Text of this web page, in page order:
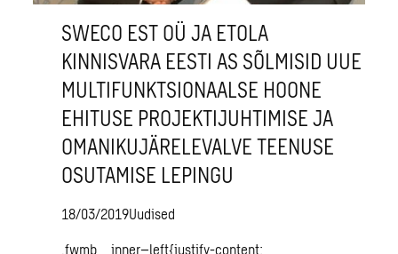
SWECO EST OÜ JA ETOLA
KINNISVARA EESTI AS SÕLMISID UUE
MULTIFUNKTSIONAALSE HOONE
EHITUSE PROJEKTIJUHTIMISE JA
OMANIKUJÄRELEVALVE TEENUSE
OSUTAMISE LEPINGU
18/03/2019Uudised
.fwmb__inner–left{justify-content: